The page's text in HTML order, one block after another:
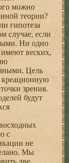
можно
теории?
гипотеза
случае, если
Ни одно
веских,
Цель
креационную
зрения.
будут
с
не
Мы